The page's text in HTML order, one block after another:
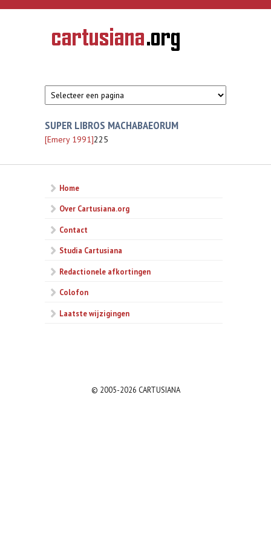
Overslaan en naar de inhoud gaan
CARTUSIANA
Geschiedenis
van de
SUPER LIBROS MACHABAEORUM
[Emery 1991]225
Home
Over Cartusiana.org
Contact
Studia Cartusiana
Redactionele afkortingen
Colofon
Laatste wijzigingen
© 2005-2026 CARTUSIANA